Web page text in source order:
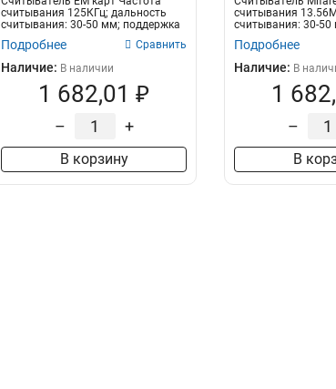
115х44х22мм 4
считывания 125КГц; дальность
считывания: 30-50 мм; поддержка
проток...
Подробнее Сравнить
Наличие: В наличии
1 682,01 ₽
– +
В корзину
считывания
считывания: 30-
Подробнее
Наличие: В
1
–
В